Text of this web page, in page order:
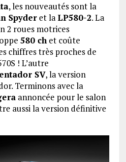
, les nouveautés sont la
Spyderet laLP580-2. La
2 roues motrices
580 chet coûte
chiffres très proches de
! L’autre
SV, la version
Terminons avec la
annoncée pour le salon
aussi la version définitive